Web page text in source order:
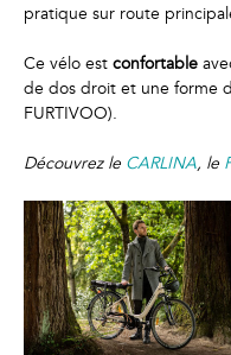
pratique sur route
Ce vélo est confortable
de dos droit et une forme
FURTIVOO).
Découvrez le CARLINA, le